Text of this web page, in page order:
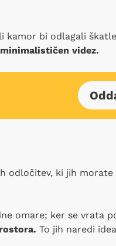
kamor bi odlagali
minimalističen videz.
odločitev, ki jih
omare; ker se vrata
To jih naredi